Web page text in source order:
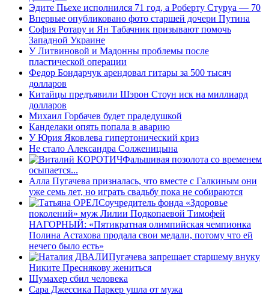
Эдите Пьехе исполнился 71 год, а Роберту Стуруа — 70
Впервые опубликовано фото старшей дочери Путина
София Ротару и Ян Табачник призывают помочь
Западной Украине
У Литвиновой и Мадонны проблемы после
пластической операции
Федор Бондарчук арендовал гитары за 500 тысяч
долларов
Китайцы предъявили Шэрон Стоун иск на миллиард
долларов
Михаил Горбачев будет прадедушкой
Канделаки опять попала в аварию
У Юрия Яковлева гипертонический криз
Не стало Александра Солженицына
Фальшивая позолота со временем
осыпается...
Алла Пугачева призналась, что вместе с Галкиным они
уже семь лет, но играть свадьбу пока не собираются
Соучредитель фонда «Здоровье
поколений» муж Лилии Подкопаевой Тимофей
НАГОРНЫЙ: «Пятикратная олимпийская чемпионка
Полина Астахова продала свои медали, потому что ей
нечего было есть»
Пугачева запрещает старшему внуку
Никите Преснякову жениться
Шумахер сбил человека
Сара Джессика Паркер ушла от мужа